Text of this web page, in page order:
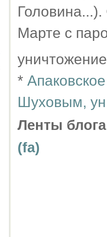
Марте с
*
Шуховым,
Ленты
(fa)